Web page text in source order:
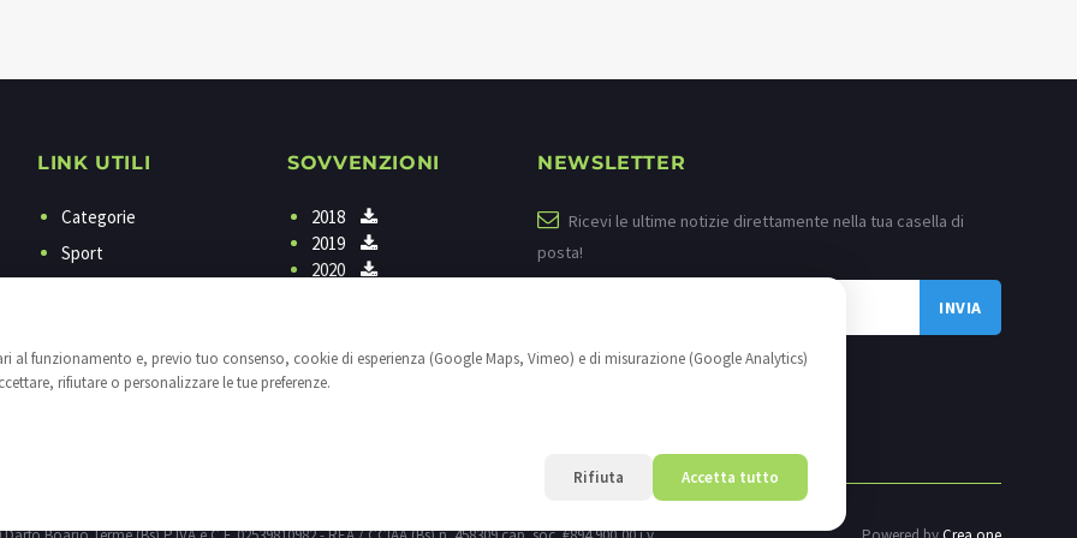
al funzionamento e, previo tuo consenso, cookie di esperienza (Google Maps, Vimeo) e di misurazione (Google Analytics)
rifiutare o personalizzare le tue preferenze.
Rifiuta Accetta tutto
LINK UTILI
Categorie
Sport
Privacy
SOVVENZIONI
2018
2019
2020
NEWSLETTER
Ricevi le ultime notizie direttamente nella tua casella di
posta!